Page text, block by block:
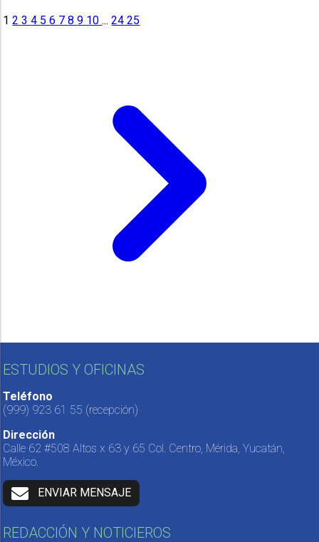
1 234 56 789 10... 2425
ESTUDIOS Y OFICINAS
Teléfono
(999) 923 61 55 (recepción)
Dirección
Calle 62 #508 Altos x 63 y 65 Col. Centro, Mérida, Yucatán,
México.
ENVIAR MENSAJE
REDACCIÓN Y NOTICIEROS